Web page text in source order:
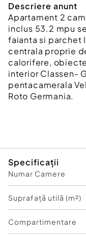
Descriere anunt
Apartament 2
inclus 53.2 mpu
faianta si parchet
centrala proprie
calorifere,
interior Classen-
pentacamerala
Roto Germania.
Confort:1
Tip imobil:Bloc
Specificații
Numar Camere
Suprafață utilă (m²)
Compartimentare